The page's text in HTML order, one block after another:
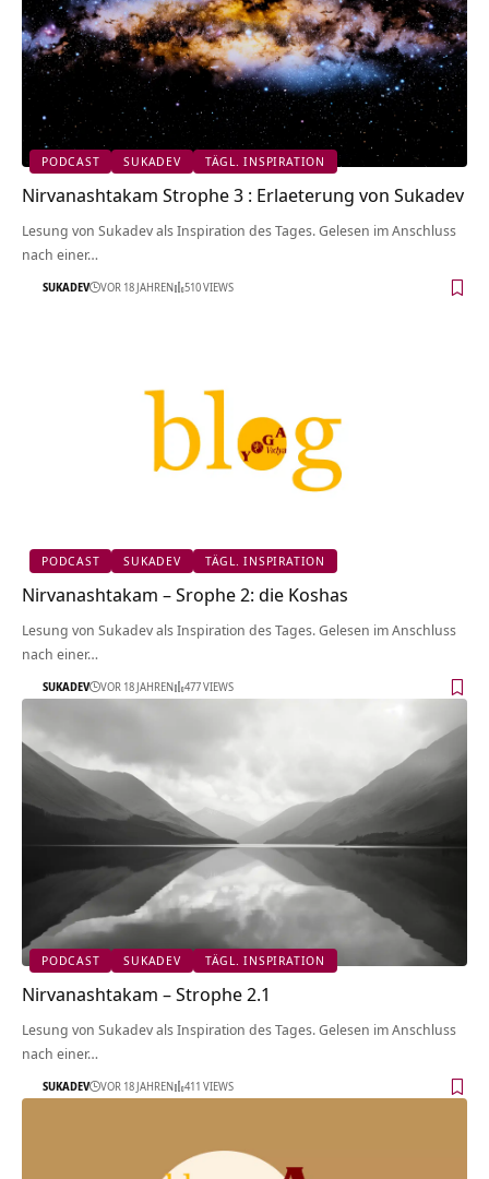
PODCAST SUKADEV TÄGL. INSPIRATION
Nirvanashtakam Strophe 3 : Erlaeterung von Sukadev
Lesung von Sukadev als Inspiration des Tages. Gelesen im Anschluss
nach einer…
SUKADEV VOR 18 JAHREN 510 VIEWS
PODCAST SUKADEV TÄGL. INSPIRATION
Nirvanashtakam – Srophe 2: die Koshas
Lesung von Sukadev als Inspiration des Tages. Gelesen im Anschluss
nach einer…
SUKADEV VOR 18 JAHREN 477 VIEWS
PODCAST SUKADEV TÄGL. INSPIRATION
Nirvanashtakam – Strophe 2.1
Lesung von Sukadev als Inspiration des Tages. Gelesen im Anschluss
nach einer…
SUKADEV VOR 18 JAHREN 411 VIEWS